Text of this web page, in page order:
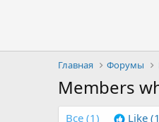
Главная Форумы
Members
Все (1) Like